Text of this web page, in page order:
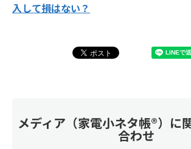
入して損はない？
メディア（家電小ネタ帳®）に
合わせ